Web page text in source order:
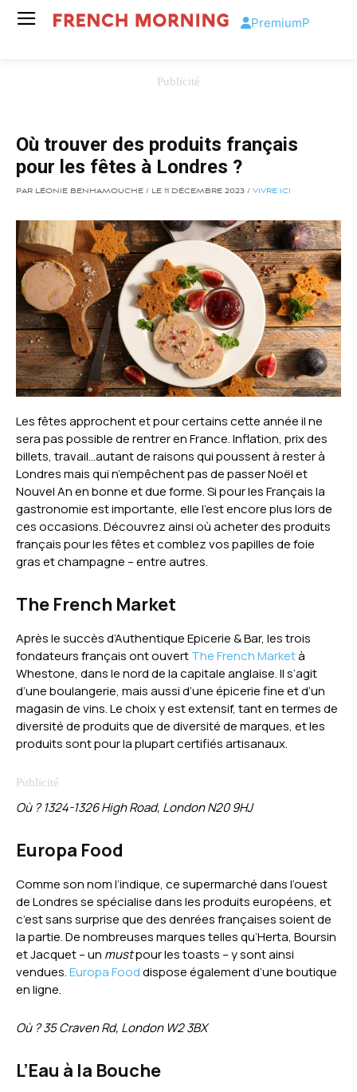
PremiumP
Où trouver des produits français
pour les fêtes à Londres ?
PAR LÉONIE BENHAMOUCHE / LE 11 DÉCEMBRE 2023 / VIVRE ICI
Les fêtes approchent et pour certains cette année il ne
sera pas possible de rentrer en France. Inflation, prix des
billets, travail…autant de raisons qui poussent à rester à
Londres mais qui n’empêchent pas de passer Noël et
Nouvel An en bonne et due forme. Si pour les Français la
gastronomie est importante, elle l’est encore plus lors de
ces occasions. Découvrez ainsi où acheter des produits
français pour les fêtes et comblez vos papilles de foie
gras et champagne – entre autres.
The French Market
Après le succès d’Authentique Epicerie & Bar, les trois
fondateurs français ont ouvertThe French Marketà
Whestone, dans le nord de la capitale anglaise. Il s’agit
d’une boulangerie, mais aussi d’une épicerie fine et d’un
magasin de vins. Le choix y est extensif, tant en termes de
diversité de produits que de diversité de marques, et les
produits sont pour la plupart certifiés artisanaux.
Où ? 1324-1326 High Road, London N20 9HJ
Europa Food
Comme son nom l’indique, ce supermarché dans l’ouest
de Londres se spécialise dans les produits européens, et
c’est sans surprise que des denrées françaises soient de
la partie. De nombreuses marques telles qu’Herta, Boursin
et Jacquet – un mustpour les toasts – y sont ainsi
vendues.Europa Fooddispose également d’une boutique
en ligne.
Où ? 35 Craven Rd, London W2 3BX
L’Eau à la Bouche